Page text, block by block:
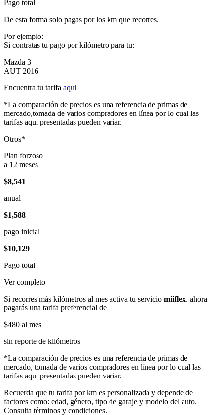
Pago total
De esta forma solo pagas por los km que recorres.
Por ejemplo:
Si contratas tu pago por kilómetro para tu:
Mazda 3
AUT 2016
Encuentra tu tarifa aqui
*La comparación de precios es una referencia de primas de
mercado,tomada de varios compradores en línea por lo cual las
tarifas aqui presentadas pueden variar.
Otros*
Plan forzoso
a 12 meses
$8,541
anual
$1,588
pago inicial
$10,129
Pago total
Ver completo
Si recorres más kilómetros al mes activa tu servicio miiflex, ahora
pagarás una tarifa preferencial de
$480 al mes
sin reporte de kilómetros
*La comparación de precios es una referencia de primas de
mercado, tomada de varios compradores en línea por lo cual las
tarifas aqui presentadas pueden variar.
Recuerda que tu tarifa por km es personalizada y depende de
factores como: edad, género, tipo de garaje y modelo del auto.
Consulta términos y condiciones.